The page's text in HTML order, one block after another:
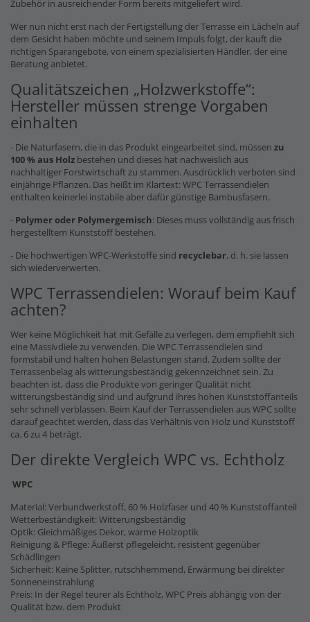
Zubehör in ausreichender Form bereits mitgeliefert wird.
Wer nun nicht erst nach der Fertigstellung der Terrasse ein Lächeln auf
dem Gesicht haben möchte und seinem Impuls folgt, der kauft die
richtigen Sparangebote, von einem spezialisierten Händler, der eine
Beratung anbietet.
Qualitätszeichen „Holzwerkstoffe“:
Hersteller müssen strenge Vorgaben
einhalten
- Die Naturfasern, die in das Produkt eingearbeitet sind, müssen zu
100 % aus Holz bestehen und dieses hat nachweislich aus
nachhaltiger Forstwirtschaft zu stammen. Ausdrücklich verboten sind
einjährige Pflanzen. Das heißt im Klartext: WPC Terrassendielen
enthalten keinerlei instabile aber dafür günstige Bambusfasern.
- Polymer oder Polymergemisch: Dieses muss vollständig aus frisch
hergestelltem Kunststoff bestehen.
- Die hochwertigen WPC-Werkstoffe sind recyclebar, d. h. sie lassen
sich wiederverwerten.
WPC Terrassendielen: Worauf beim Kauf
achten?
Wer keine Möglichkeit hat mit Gefälle zu verlegen, dem empfiehlt sich
eine Massivdiele zu verwenden. Die WPC Terrassendielen sind
formstabil und halten hohen Belastungen stand. Zudem sollte der
Terrassenbelag als witterungsbeständig gekennzeichnet sein. Zu
beachten ist, dass die Produkte von geringer Qualität nicht
witterungsbeständig sind und aufgrund ihres hohen Kunststoffanteils
sehr schnell verblassen. Beim Kauf der Terrassendielen aus WPC sollte
darauf geachtet werden, dass das Verhältnis von Holz und Kunststoff
ca. 6 zu 4 beträgt.
Der direkte Vergleich WPC vs. Echtholz
WPC
Material: Verbundwerkstoff, 60 % Holzfaser und 40 % Kunststoffanteil
Wetterbeständigkeit: Witterungsbeständig
Optik: Gleichmäßiges Dekor, warme Holzoptik
Reinigung & Pflege: Äußerst pflegeleicht, resistent gegenüber
Schädlingen
Sicherheit: Keine Splitter, rutschhemmend, Erwärmung bei direkter
Sonneneinstrahlung
Preis: In der Regel teurer als Echtholz, WPC Preis abhängig von der
Qualität bzw. dem Produkt